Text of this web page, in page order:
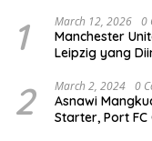
1 March 12, 2026 0
Manchester
Leipzig yang
2 March 2, 2024 0
Asnawi
Starter, Port